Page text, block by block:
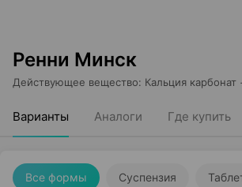
Ренни Минск
Действующее вещество: Кальция карбонат
Варианты Аналоги Где купить
Все формы Суспензия